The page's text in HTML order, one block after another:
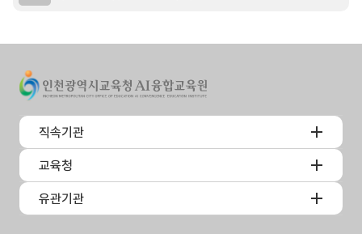
직속기관
교육청
유관기관